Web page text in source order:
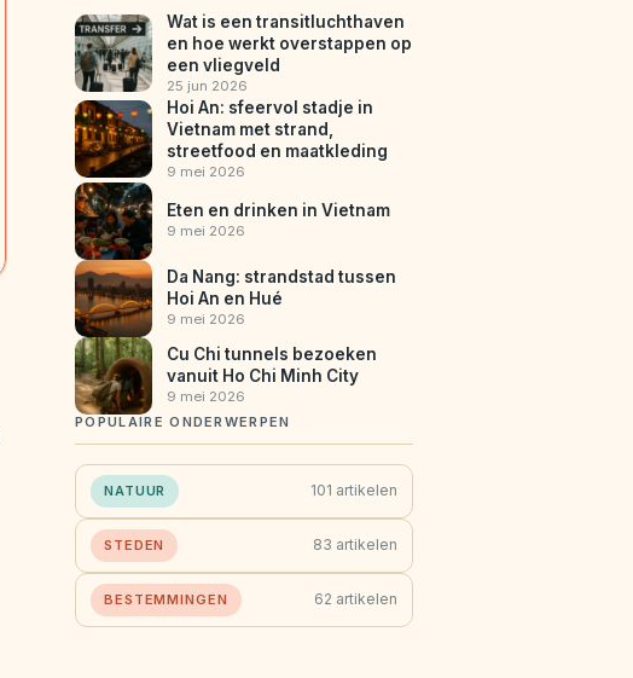
Wat is een transitluchthaven
en hoe werkt overstappen op
een vliegveld
25 jun 2026
Hoi An: sfeervol stadje in
Vietnam met strand,
streetfood en maatkleding
9 mei 2026
Eten en drinken in Vietnam
9 mei 2026
Da Nang: strandstad tussen
Hoi An en Hué
9 mei 2026
Cu Chi tunnels bezoeken
vanuit Ho Chi Minh City
9 mei 2026
POPULAIRE ONDERWERPEN
NATUUR 101 artikelen
STEDEN 83 artikelen
BESTEMMINGEN 62 artikelen